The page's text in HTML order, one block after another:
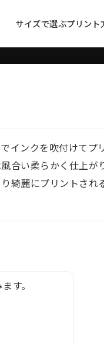
サイズで選ぶプリント
オルのお
インクを吹付けて
い柔らかく仕上が
麗にプリントされ